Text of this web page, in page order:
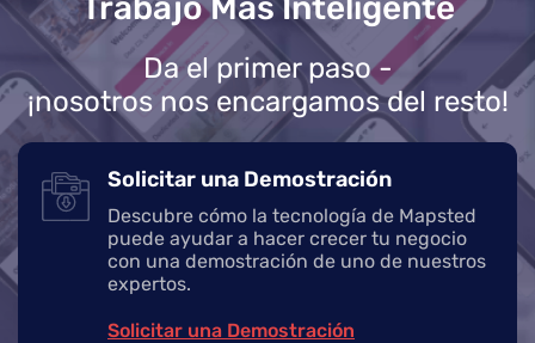
Da el primer paso -
¡nosotros nos encargamos del resto!
Solicitar una Demostración
Descubre cómo la tecnología de Mapsted
puede ayudar a hacer crecer tu negocio
con una demostración de uno de nuestros
expertos.
Solicitar una Demostración